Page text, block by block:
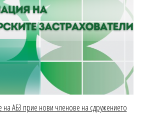
АБЗ прие нови членове на сдружението